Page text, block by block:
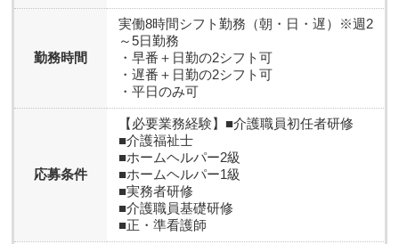
勤務時間
実働8時間シフト勤務（朝・日・遅）※週2
～5日勤務
・早番＋日勤の2シフト可
・遅番＋日勤の2シフト可
・平日のみ可
応募条件
【必要業務経験】 ■介護職員初任者研修
■介護福祉士
■ホームヘルパー2級
■ホームヘルパー1級
■実務者研修
■介護職員基礎研修
■正・準看護師